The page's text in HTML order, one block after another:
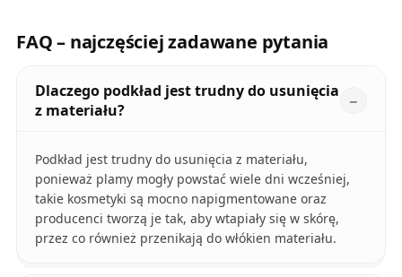
FAQ – najczęściej zadawane pytania
Dlaczego podkład jest trudny do usunięcia
z materiału?
Podkład jest trudny do usunięcia z materiału,
ponieważ plamy mogły powstać wiele dni wcześniej,
takie kosmetyki są mocno napigmentowane oraz
producenci tworzą je tak, aby wtapiały się w skórę,
przez co również przenikają do włókien materiału.